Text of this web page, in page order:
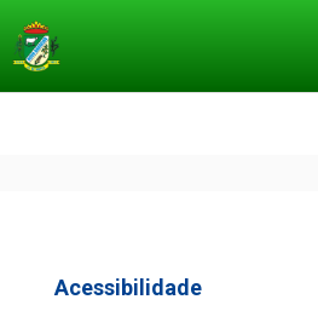
Acessibilidade